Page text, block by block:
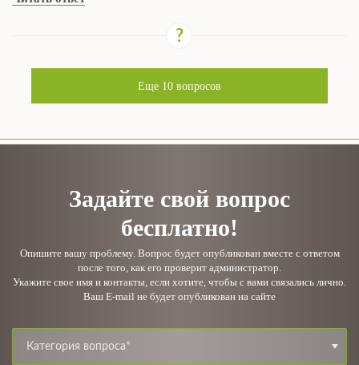
Еще 10 вопросов
Задайте свой вопрос
бесплатно!
Опишите вашу проблему. Вопрос будет опубликован вместе с ответом
после того, как его проверит администратор.
Укажите свое имя и контакты, если хотите, чтобы с вами связались лично.
Ваш E-mail не будет опубликован на сайте
Категория вопроса*